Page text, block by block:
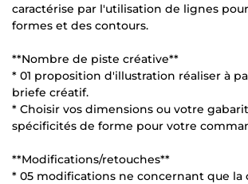
caractérise par l'utilisation de lignes
formes et des contours.
**Nombre de piste créative**
* 01 proposition d'illustration réaliser à
briefe créatif.
* Choisir vos dimensions ou votre
spécificités de forme pour votre
**Modifications/retouches**
* 05 modifications ne concernant que la